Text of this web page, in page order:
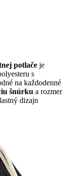
potlače je
s
na každodenné
šnúrku a rozmer
dizajn